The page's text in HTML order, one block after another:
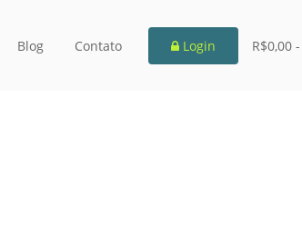
Blog Contato Login R$0,00 -